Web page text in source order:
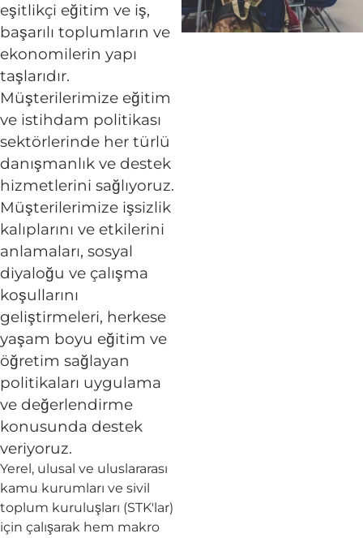
eşitlikçi eğitim ve iş,
başarılı toplumların ve
ekonomilerin yapı
taşlarıdır.
Müşterilerimize eğitim
ve istihdam politikası
sektörlerinde her türlü
danışmanlık ve destek
hizmetlerini sağlıyoruz.
Müşterilerimize işsizlik
kalıplarını ve etkilerini
anlamaları, sosyal
diyaloğu ve çalışma
koşullarını
geliştirmeleri, herkese
yaşam boyu eğitim ve
öğretim sağlayan
politikaları uygulama
ve değerlendirme
konusunda destek
veriyoruz.
Yerel, ulusal ve uluslararası
kamu kurumları ve sivil
toplum kuruluşları (STK'lar)
için çalışarak hem makro